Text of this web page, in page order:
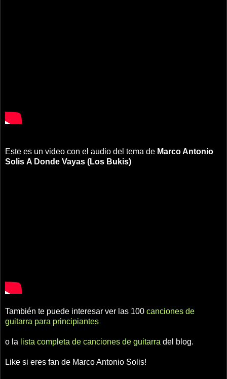
Este es un video con el audio del tema de Marco Antonio
Solis A Donde Vayas (Los Bukis)
También te puede interesar ver las 100 canciones de
guitarra para principiantes
o la lista completa de canciones de guitarra del blog.
Like si eres fan de Marco Antonio Solis!